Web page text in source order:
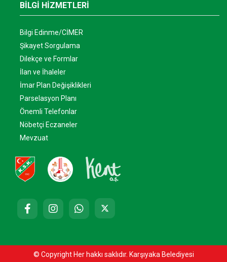
BİLGİ HİZMETLERİ
Bilgi Edinme/CİMER
Şikayet Sorgulama
Dilekçe ve Formlar
İlan ve İhaleler
İmar Plan Değişiklikleri
Parselasyon Planı
Önemli Telefonlar
Nöbetçi Eczaneler
Mevzuat
© Copyright Her hakkı saklıdır. Karşıyaka Belediyesi